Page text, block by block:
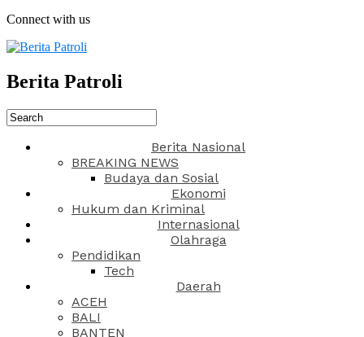
Connect with us
Berita Patroli
Berita Nasional
BREAKING NEWS
Budaya dan Sosial
Ekonomi
Hukum dan Kriminal
Internasional
Olahraga
Pendidikan
Tech
Daerah
ACEH
BALI
BANTEN